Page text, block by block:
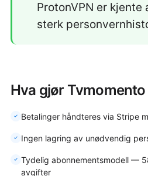
ProtonVPN er
sterk
Hva gjør
Betalinger håndteres via Stripe
Ingen lagring av unødvendig
Tydelig abonnementsmodell —
avgifter